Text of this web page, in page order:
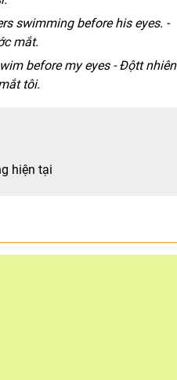
swimming before his eyes. -
mắt.
before my eyes - Độtt nhiên
tôi.
hiện tại